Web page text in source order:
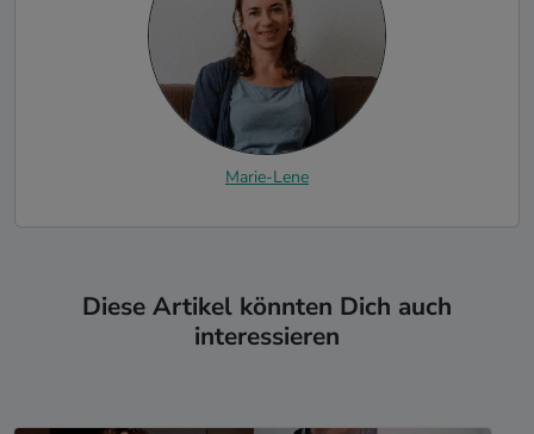
Marie-Lene
Diese Artikel könnten Dich auch
interessieren